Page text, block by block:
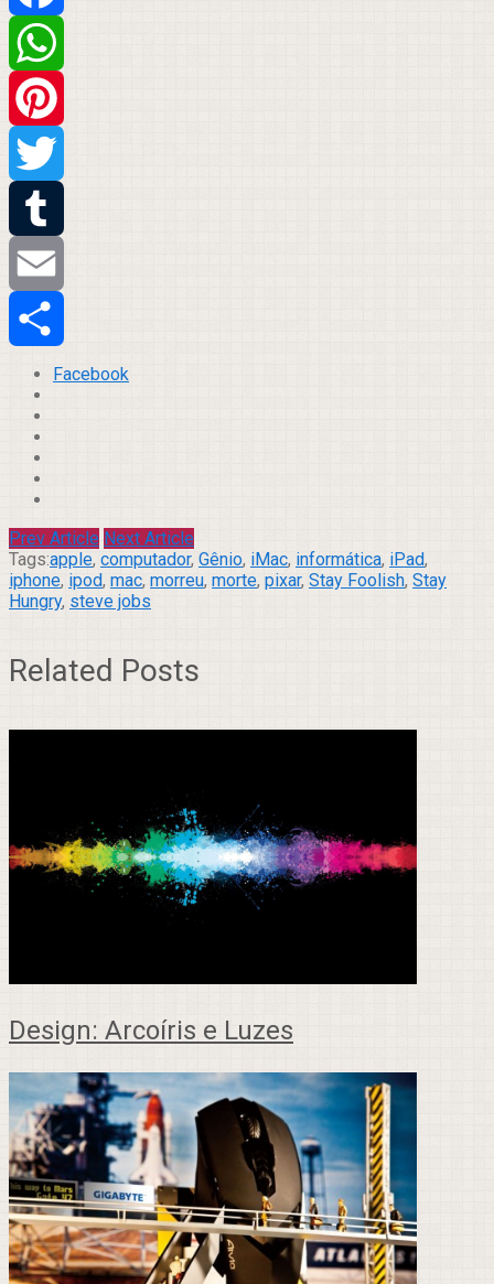
Facebook
WhatsApp
Pinterest
Twitter
Tumblr
Email
Compartilhar
Facebook
Prev Article Next Article
Tags:apple, computador, Gênio, iMac, informática, iPad,
iphone, ipod, mac, morreu, morte, pixar, Stay Foolish, Stay
Hungry, steve jobs
Related Posts
Design: Arcoíris e Luzes